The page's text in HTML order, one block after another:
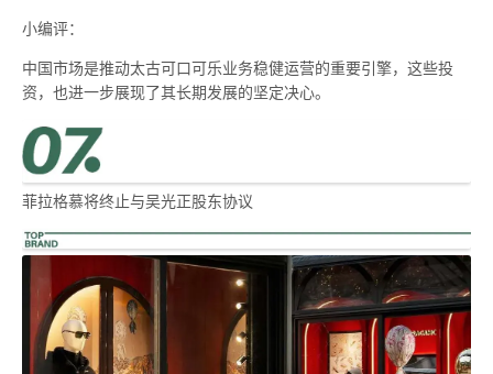
小编评：
中国市场是推动太古可口可乐业务稳健运营的重要引擎，这些投
资，也进一步展现了其长期发展的坚定决心。
菲拉格慕将终止与吴光正股东协议